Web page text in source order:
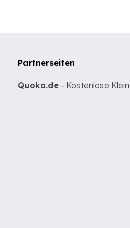
Partnerseiten
Quoka.de - Kostenlose